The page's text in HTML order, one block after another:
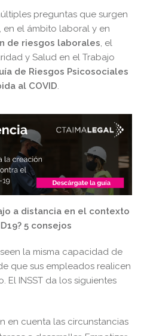
preguntas que surgen
en el ámbito laboral y en
de riesgos laborales, el
y Salud en el Trabajo
de Riesgos Psicosociales
al COVID.
a distancia en el contexto
5 consejos
la misma capacidad de
que sus empleados realicen
El INSST da los siguientes
en cuenta las circunstancias